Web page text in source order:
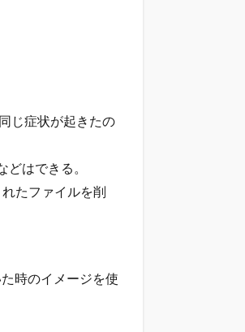
じ症状が起きたの
はできる。
たファイルを削
時のイメージを使